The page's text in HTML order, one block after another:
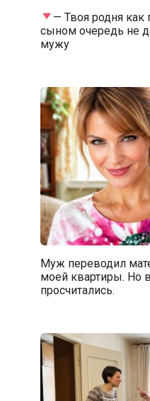
— Твоя родня как
сыном очередь не
мужу
Муж переводил
моей квартиры. Но
просчитались.